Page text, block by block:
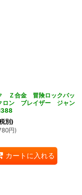
Ｚ合金 冒険ロックバッ
ロン ブレイザー ジャン
別)
円)
カートに入れる